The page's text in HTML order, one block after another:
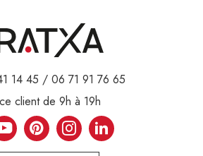
14 45 / 06 71 91 76 65
client de 9h à 19h